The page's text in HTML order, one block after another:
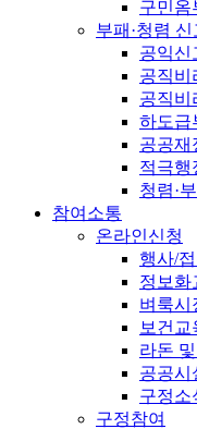
구민옴
부패·청렴 신
공익신
공직비
공직비
하도급
공공재
적극행
청렴·
참여소통
온라인신청
행사/
정보화
벼룩시
보건교
라돈
공공시
구정소
구정참여